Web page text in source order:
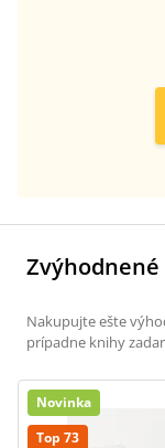
Zvýhodnené
Nakupujte ešte
prípadne knihy
Novinka
Top 73